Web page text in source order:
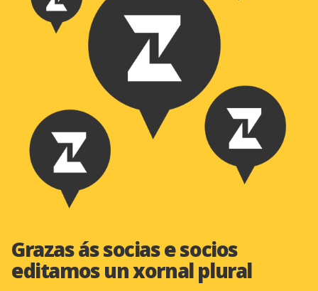
Grazas ás socias e socios
editamos un xornal plural